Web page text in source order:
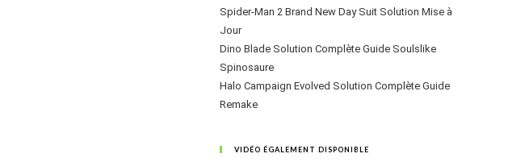
Spider-Man 2 Brand New Day Suit Solution Mise à
Jour
Dino Blade Solution Complète Guide Soulslike
Spinosaure
Halo Campaign Evolved Solution Complète Guide
Remake
VIDÉO ÉGALEMENT DISPONIBLE